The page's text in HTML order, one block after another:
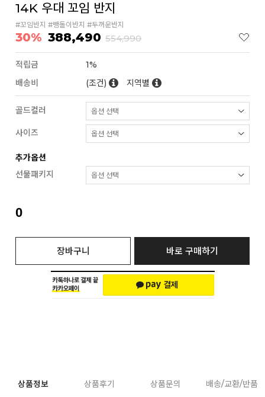
14K 우대 꼬임 반지
#꼬임반지 #뺑돌이반지 #두꺼운반지
30% 388,490 554,990
적립금
1%
배송비
(조건) 지역별
골드컬러
사이즈
추가옵션
선물패키지
0
장바구니 바로 구매하기
상품정보 상품후기 상품문의 배송/교환/반품